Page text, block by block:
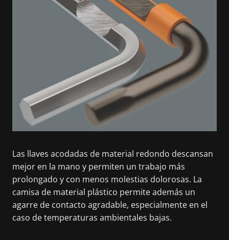
Las llaves acodadas de material redondo descansan
mejor en la mano y permiten un trabajo más
prolongado y con menos molestias dolorosas. La
camisa de material plástico permite además un
agarre de contacto agradable, especialmente en el
caso de temperaturas ambientales bajas.